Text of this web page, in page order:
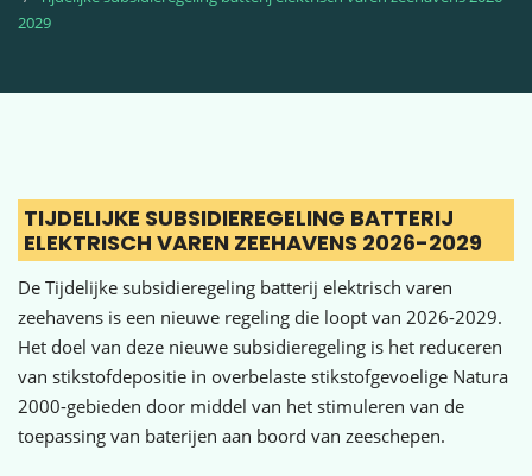
2029
TIJDELIJKE SUBSIDIEREGELING BATTERIJ
ELEKTRISCH VAREN ZEEHAVENS 2026-2029
De Tijdelijke subsidieregeling batterij elektrisch varen
zeehavens is een nieuwe regeling die loopt van 2026-2029.
Het doel van deze nieuwe subsidieregeling is het reduceren
van stikstofdepositie in overbelaste stikstofgevoelige Natura
2000-gebieden door middel van het stimuleren van de
toepassing van baterijen aan boord van zeeschepen.